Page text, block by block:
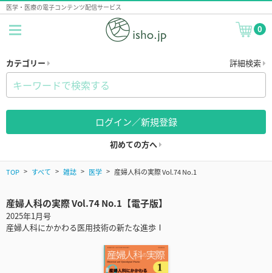
医学・医療の電子コンテンツ配信サービス
0
カテゴリー 詳細検索
ログイン／新規登録
初めての方へ
TOP すべて 雑誌 医学 産婦人科の実際 Vol.74 No.1
産婦人科の実際 Vol.74 No.1【電子版】
2025年1月号
産婦人科にかかわる医用技術の新たな進歩Ⅰ